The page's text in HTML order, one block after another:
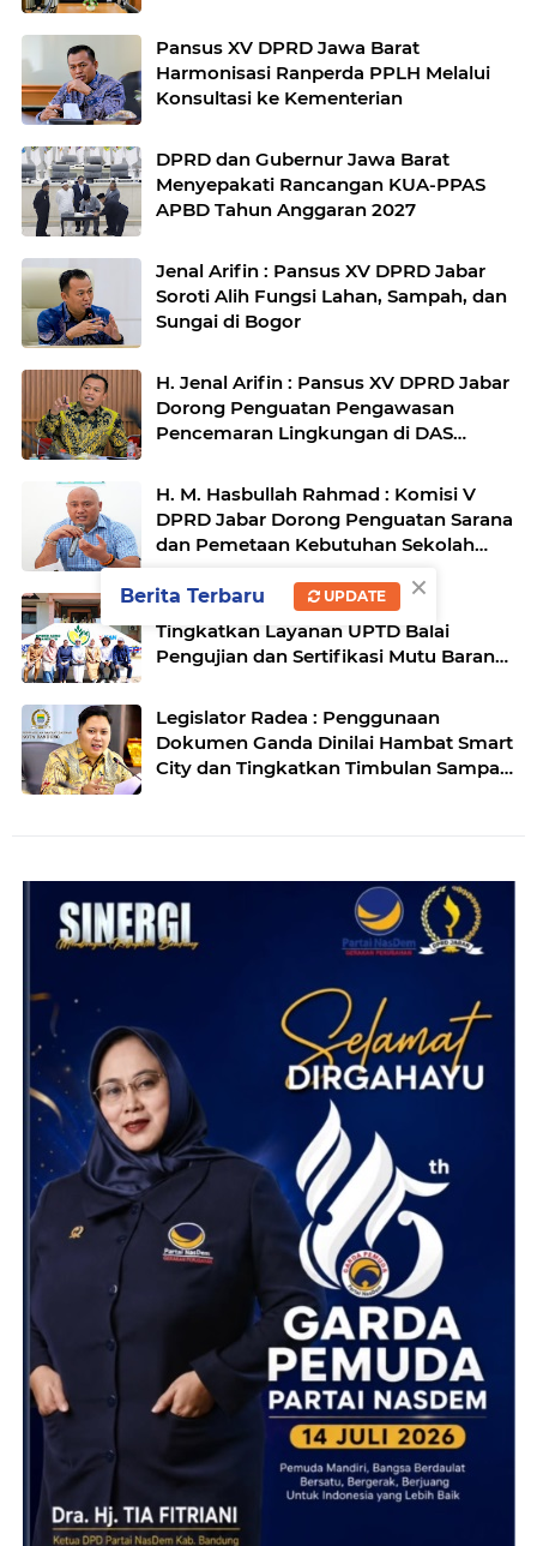
Pansus XV DPRD Jawa Barat
Harmonisasi Ranperda PPLH Melalui
Konsultasi ke Kementerian
DPRD dan Gubernur Jawa Barat
Menyepakati Rancangan KUA-PPAS
APBD Tahun Anggaran 2027
Jenal Arifin : Pansus XV DPRD Jabar
Soroti Alih Fungsi Lahan, Sampah, dan
Sungai di Bogor
H. Jenal Arifin : Pansus XV DPRD Jabar
Dorong Penguatan Pengawasan
Pencemaran Lingkungan di DAS
H. M. Hasbullah Rahmad : Komisi V
DPRD Jabar Dorong Penguatan Sarana
dan Pemetaan Kebutuhan Sekolah
Komisi II DPRD Jabar Fokus
Tingkatkan Layanan UPTD Balai
Pengujian dan Sertifikasi Mutu Barang
Legislator Radea : Penggunaan
Dokumen Ganda Dinilai Hambat Smart
City dan Tingkatkan Timbulan Sampah
×
Berita Terbaru UPDATE